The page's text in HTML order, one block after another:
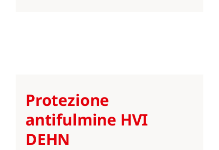
Protezione
antifulmine HVI
DEHN